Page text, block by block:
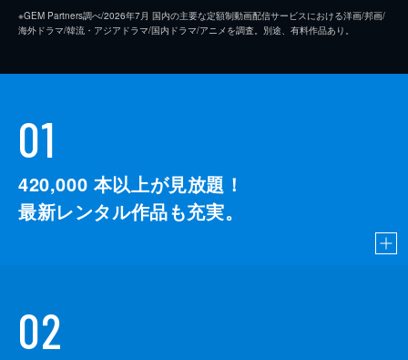
※GEM Partners調べ/2026年7⽉ 国内の主要な定額制動画配信サービスにおける洋画/邦画/
海外ドラマ/韓流・アジアドラマ/国内ドラマ/アニメを調査。別途、有料作品あり。
01
420,000 本以上が見放題！
最新レンタル作品も充実。
02